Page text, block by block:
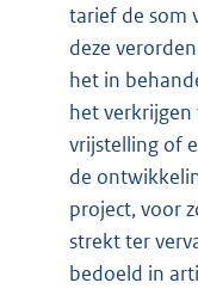
tarief de som
deze
het in
het
vrijstelling of
de
project, voor
strekt ter
bedoeld in